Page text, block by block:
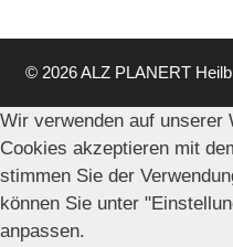
© 2026 ALZ PLANERT
Wir verwenden auf unserer
Cookies akzeptieren mit
stimmen Sie der
können Sie unter
anpassen.